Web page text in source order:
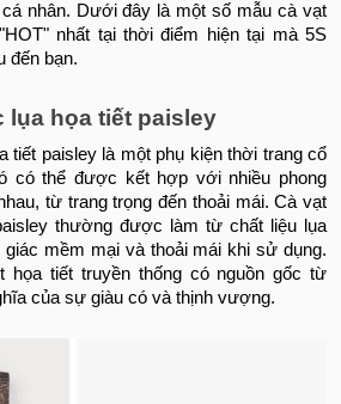
nhân. Dưới đây là một số mẫu cà vạt
nhất tại thời điểm hiện tại mà 5S
đến bạn.
lụa họa tiết paisley
tiết paisley là một phụ kiện thời trang cổ
có thể được kết hợp với nhiều phong
từ trang trọng đến thoải mái.Cà vạt
thường được làm từ chất liệu lụa
mềm mại và thoải mái khi sử dụng.
họa tiết truyền thống có nguồn gốc từ
của sự giàu có và thịnh vượng.